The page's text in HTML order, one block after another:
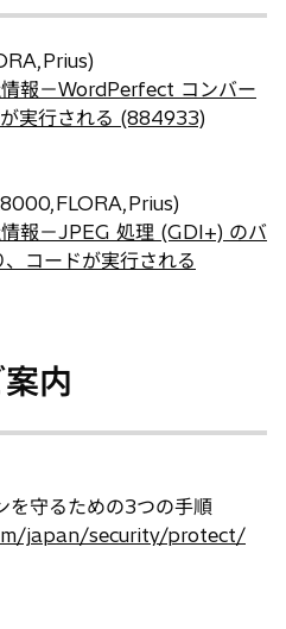
情報－WordPerfect コンバー
実行される (884933)
情報－JPEG 処理 (GDI+) のバ
コードが実行される
内
守るための3つの手順
japan/security/protect/新